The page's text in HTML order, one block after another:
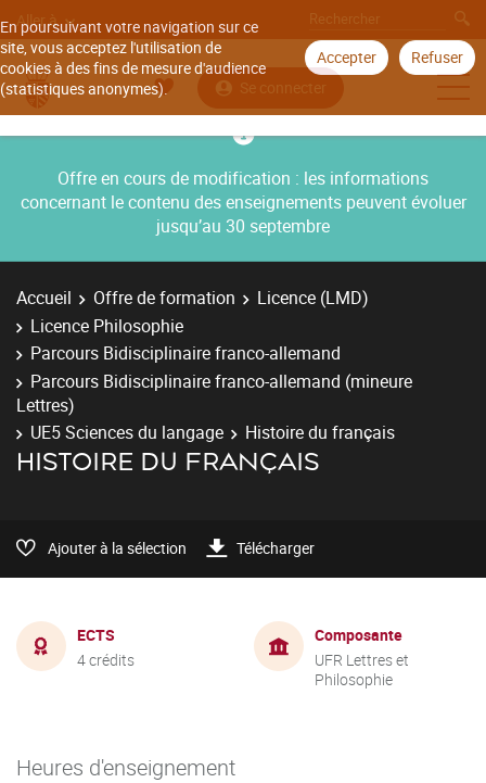
En poursuivant votre navigation sur ce
site, vous acceptez l'utilisation de
cookies à des fins de mesure d'audience
(statistiques anonymes).
Accepter Refuser
Aller à
Se connecter
Offre en cours de modification : les informations
concernant le contenu des enseignements peuvent évoluer
jusqu’au 30 septembre
Accueil Offre de formation
Licence (LMD)
Licence Philosophie
Parcours Bidisciplinaire franco-allemand
Parcours Bidisciplinaire franco-allemand (mineure
Lettres)
UE5 Sciences du langage
Histoire du français
HISTOIRE DU FRANÇAIS
Ajouter à la sélection Télécharger
ECTS
4 crédits
Composante
UFR Lettres et
Philosophie
Heures d'enseignement